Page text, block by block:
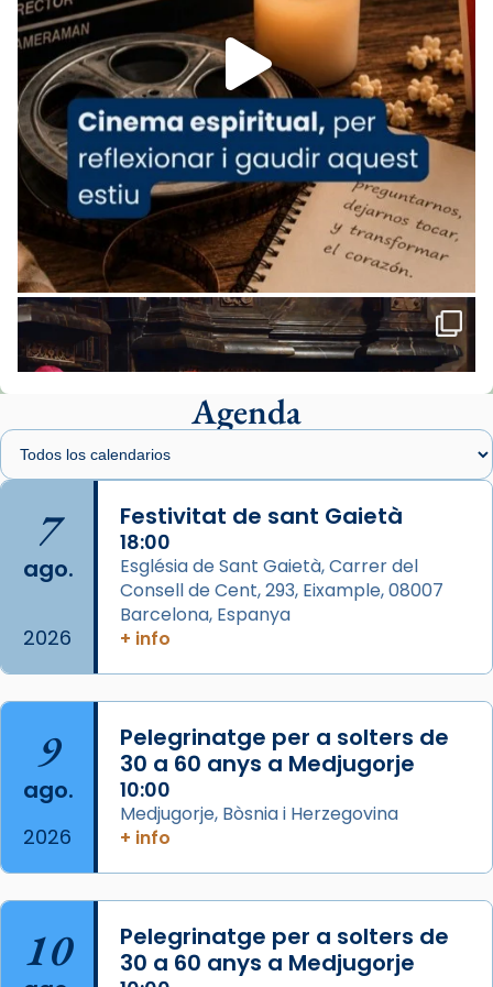
Foto
View on Facebook · Share
Arquebisbat de Barcelona
1 week ago
«Avui les santes Juliana i Semproniana ens
ajuden a alçar la mirada»
Mons. Sergi Gordo, bisbe de Tortosa, ha
presidit aquest 27 de juliol la missa de Les
Santes de Mataró.
🔗tinyurl.com/cvu5jmbk
📸 J. Merino
is at Catedral
de Barcelona.
1 week ago
Aquest dilluns, 27 de juliol, ha tingut lloc la
missa d’acció de gràcies en agraïment al
comitè organitzador de la visita apostòlica
L’arquebisbe de Barcelona, el cardenal Joan
Josep Omella, ha presidit la missa i l’ha
concelebrat el bisbe auxiliar de Barcelona,
Mons. David Abadías.
📸 Dr. G. Simón
Foto
Arquebisbat de Barcelona
Agenda
7
ago.
2026
Festivitat de sant Gaietà
18:00
Església de Sant Gaietà, Carrer del
Consell de Cent, 293, Eixample, 08007
Barcelona, Espanya
+ info
9
ago.
2026
Pelegrinatge per a solters de
30 a 60 anys a Medjugorje
10:00
Medjugorje, Bòsnia i Herzegovina
+ info
10
Pelegrinatge per a solters de
30 a 60 anys a Medjugorje